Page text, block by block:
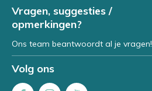
Vragen, suggesties /
opmerkingen?
Ons team beantwoordt al je vragen!
Volg ons